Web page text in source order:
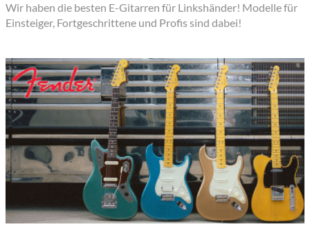
Wir haben die besten E-Gitarren für Linkshänder! Modelle für
Einsteiger, Fortgeschrittene und Profis sind dabei!